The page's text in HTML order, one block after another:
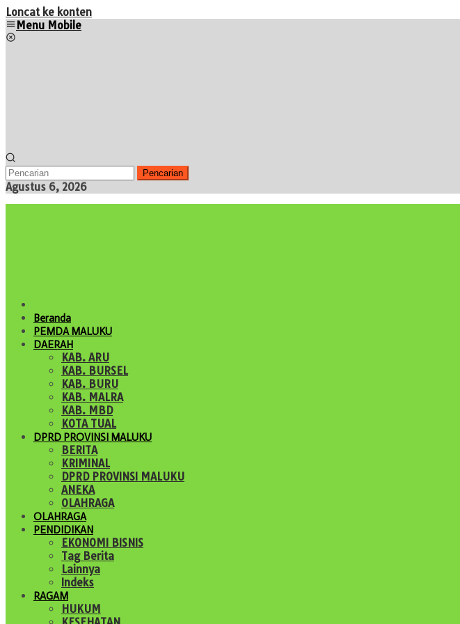
Loncat ke konten
Menu Mobile
Pencarian
Agustus 6, 2026
Beranda
PEMDA MALUKU
DAERAH
KAB. ARU
KAB. BURSEL
KAB. BURU
KAB. MALRA
KAB. MBD
KOTA TUAL
DPRD PROVINSI MALUKU
BERITA
KRIMINAL
DPRD PROVINSI MALUKU
ANEKA
OLAHRAGA
OLAHRAGA
PENDIDIKAN
EKONOMI BISNIS
Tag Berita
Lainnya
Indeks
RAGAM
HUKUM